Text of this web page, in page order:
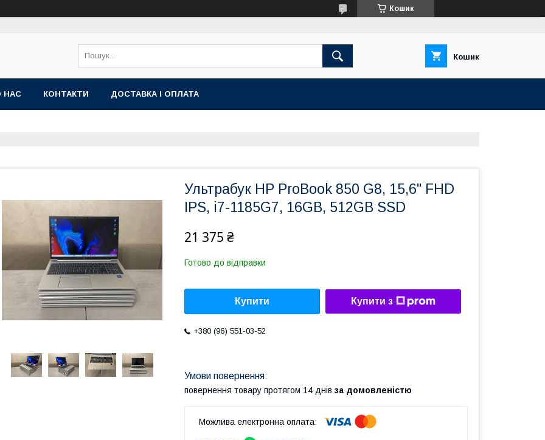
Кошик
Кошик
НАС КОНТАКТИ ДОСТАВКА І ОПЛАТА
Ультрабук HP ProBook 850 G8, 15,6" FHD
IPS, i7-1185G7, 16GB, 512GB SSD
21 375 ₴
Готово до відправки
Купити Купити з
+380 (96) 551-03-52
повернення товару протягом 14 днів за домовленістю